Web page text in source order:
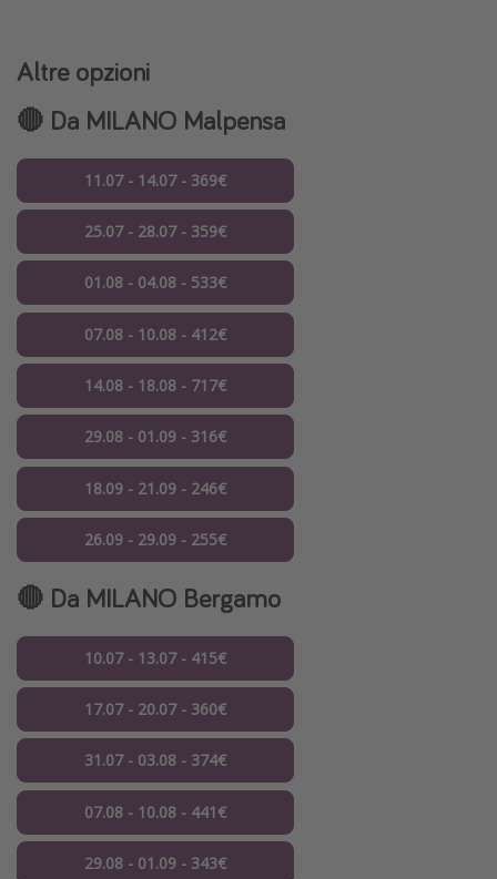
Altre opzioni
🔴 Da MILANO Malpensa
11.07 - 14.07 - 369€
25.07 - 28.07 - 359€
01.08 - 04.08 - 533€
07.08 - 10.08 - 412€
14.08 - 18.08 - 717€
29.08 - 01.09 - 316€
18.09 - 21.09 - 246€
26.09 - 29.09 - 255€
🔴 Da MILANO Bergamo
10.07 - 13.07 - 415€
17.07 - 20.07 - 360€
31.07 - 03.08 - 374€
07.08 - 10.08 - 441€
29.08 - 01.09 - 343€